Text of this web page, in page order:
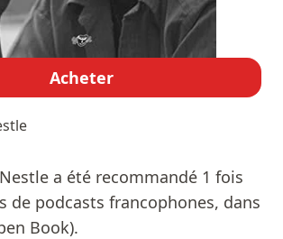
Acheter
a été recommandé 1 fois
de podcasts francophones, dans
Book).